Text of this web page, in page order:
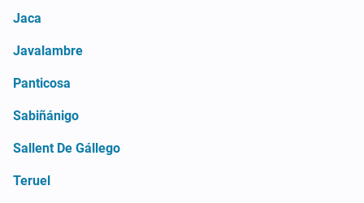
Jaca
Javalambre
Panticosa
Sabiñánigo
Sallent De Gállego
Teruel